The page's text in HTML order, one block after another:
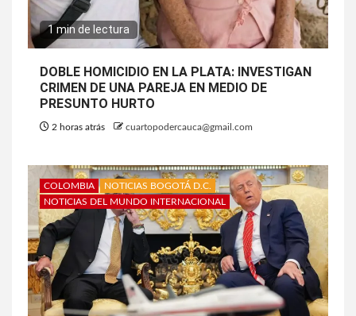
1 min de lectura
DOBLE HOMICIDIO EN LA PLATA: INVESTIGAN
CRIMEN DE UNA PAREJA EN MEDIO DE
PRESUNTO HURTO
2 horas atrás cuartopodercauca@gmail.com
COLOMBIA
NOTICIAS BOGOTÁ D.C.
NOTICIAS DEL MUNDO INTERNACIONAL